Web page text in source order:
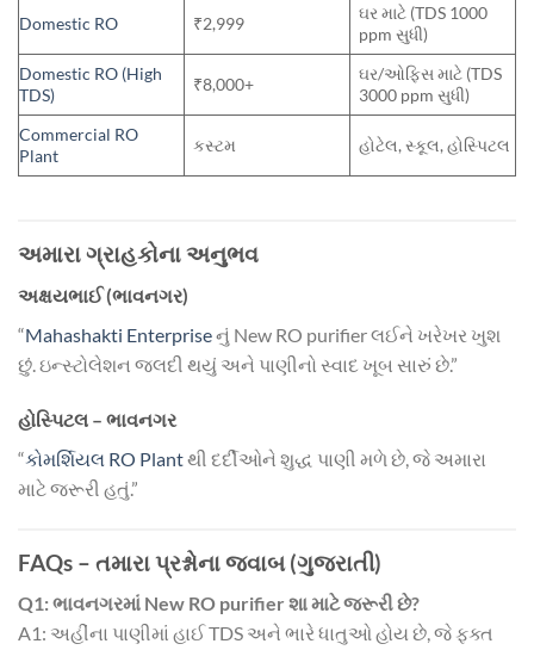
Domestic RO ₹2,999
ઘર માટે (TDS 1000
ppm સુધી)
Domestic RO (High
TDS)
₹8,000+
ઘર/ઓફિસ માટે (TDS
3000 ppm સુધી)
Commercial RO
Plant
કસ્ટમ હોટેલ, સ્કૂલ, હોસ્પિટલ
અમારા ગ્રાહકોના અનુભવ
અક્ષયભાઈ (ભાવનગર)
“Mahashakti Enterpriseનું New RO purifier લઈને ખરેખર ખુશ
છું. ઇન્સ્ટોલેશન જલદી થયું અને પાણીનો સ્વાદ ખૂબ સારું છે.”
હોસ્પિટલ – ભાવનગર
“કોમર્શિયલ RO Plantથી દર્દીઓને શુદ્ધ પાણી મળે છે, જે અમારા
માટે જરૂરી હતું.”
FAQs – તમારા પ્રશ્નોના જવાબ (ગુજરાતી)
Q1: ભાવનગરમાં New RO purifier શા માટે જરૂરી છે?
A1: અહીંના પાણીમાં હાઈ TDS અને ભારે ધાતુઓ હોય છે, જે ફક્ત